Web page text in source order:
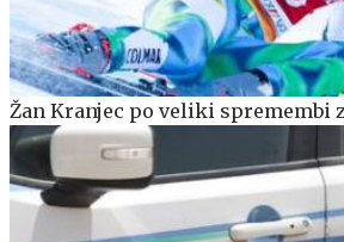
Žan Kranjec po veliki spremembi